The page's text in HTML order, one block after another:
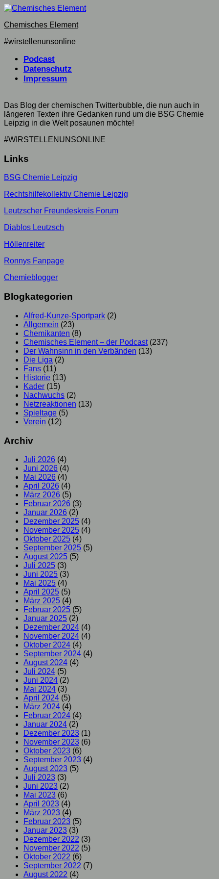
Skip
content
Chemisches Element
#wirstellenunsonline
Podcast
Datenschutz
Impressum
Das Blog der chemischen Twitterbubble, die nun auch in
längeren Texten ihre Gedanken rund um die BSG Chemie
Leipzig in die Welt posaunen möchte!
#WIRSTELLENUNSONLINE
Links
BSG Chemie Leipzig
Rechtshilfekollektiv Chemie Leipzig
Leutzscher Freundeskreis Forum
Diablos Leutzsch
Höllenreiter
Ronnys Fanpage
Chemieblogger
Blogkategorien
Alfred-Kunze-Sportpark (2)
Allgemein (23)
Chemikanten (8)
Chemisches Element – der Podcast(237)
Der Wahnsinn in den Verbänden (13)
Die Liga (2)
Fans (11)
Historie (13)
Kader (15)
Nachwuchs (2)
Netzreaktionen (13)
Spieltage (5)
Verein (12)
Archiv
Juli 2026 (4)
Juni 2026 (4)
Mai 2026 (4)
April 2026 (4)
März 2026 (5)
Februar 2026 (3)
Januar 2026 (2)
Dezember 2025 (4)
November 2025 (4)
Oktober 2025 (4)
September 2025 (5)
August 2025 (5)
Juli 2025 (3)
Juni 2025 (3)
Mai 2025 (4)
April 2025 (5)
März 2025 (4)
Februar 2025 (5)
Januar 2025 (2)
Dezember 2024 (4)
November 2024 (4)
Oktober 2024 (4)
September 2024 (4)
August 2024 (4)
Juli 2024 (5)
Juni 2024 (2)
Mai 2024 (3)
April 2024 (5)
März 2024 (4)
Februar 2024 (4)
Januar 2024 (2)
Dezember 2023 (1)
November 2023 (6)
Oktober 2023 (6)
September 2023 (4)
August 2023 (5)
Juli 2023 (3)
Juni 2023 (2)
Mai 2023 (6)
April 2023 (4)
März 2023 (4)
Februar 2023 (5)
Januar 2023 (3)
Dezember 2022 (3)
November 2022 (5)
Oktober 2022 (6)
September 2022 (7)
August 2022 (4)